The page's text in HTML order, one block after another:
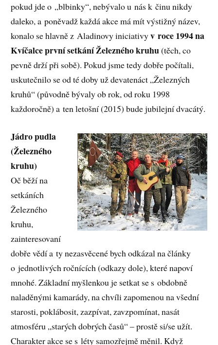
pokud jde o „blbinky“, nebývalo u nás k činu nikdy
daleko, a poněvadž každá akce má mít výstižný název,
konalo se hlavně z Aladinovy iniciativyv roce 1994 na
Kvíčalce první setkání Železného kruhu(těch, co
pevně drží při sobě). Pokud jsme tedy dobře počítali,
uskutečnilo se od té doby už devatenáct „Železných
kruhů“ (původně bývaly ob rok, od roku 1998
každoročně) a ten letošní (2015) bude jubilejní dvacátý.
Jádro pudla
(Železného
kruhu)
Oč běží na
setkáních
Železného
kruhu,
zainteresovaní
dobře vědí a ty nezasvěcené bych odkázal na články
o jednotlivých ročnících (odkazy dole), které napoví
mnohé. Základní myšlenkou je setkat se s obdobně
naladěnými kamarády, na chvíli zapomenou na všední
starosti, poklábosit, zazpívat, zavzpomínat, nasát
atmosféru „starých dobrých časů“ – prostě si/se užít.
Charakter akce se s léty samozřejmě měnil. Když